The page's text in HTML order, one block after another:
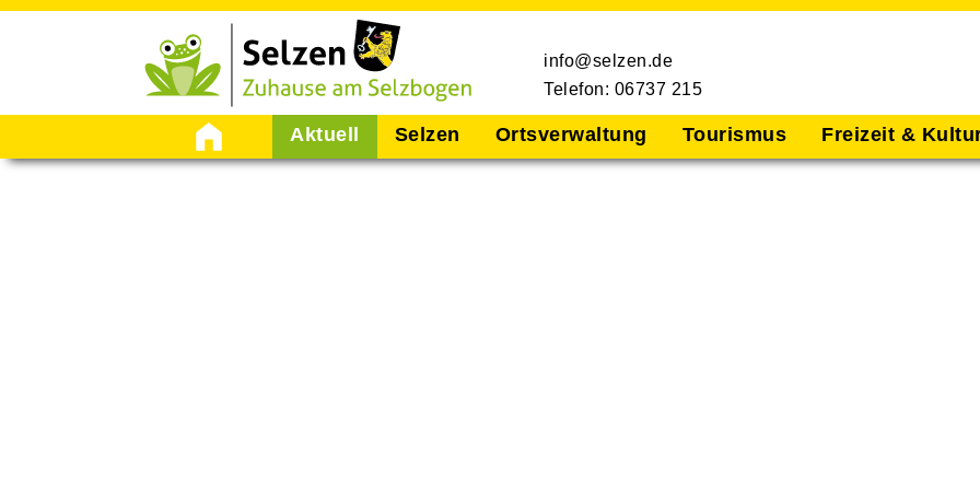
info@selzen.de
Telefon: 06737 215
Startseite Aktuell Selzen Ortsverwaltung Tourismus Freizeit &